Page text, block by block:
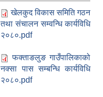
खेलकुद विकास समिति गठन
तथा संचालन सम्वन्धि कार्यविधि
२०८०.pdf
फक्ताङलुङ गाउँपालिकाको
नक्सा पास सम्बन्धि कार्यविधि
२०८०.pdf